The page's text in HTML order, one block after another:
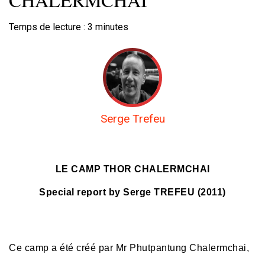
Temps de lecture : 3 minutes
Serge Trefeu
LE CAMP THOR CHALERMCHAI
Special report by Serge TREFEU (2011)
Ce camp a été créé par Mr Phutpantung Chalermchai,